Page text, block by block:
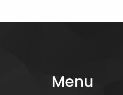
Menu